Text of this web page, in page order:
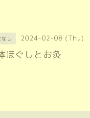
なし 2024-02-08 (Thu)
ほぐしとお灸